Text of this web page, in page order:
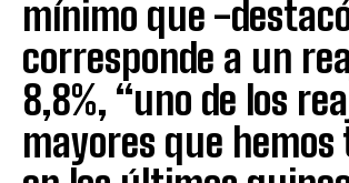
mínimo que -
corresponde a un
8,8%, “uno de los
mayores que hemos